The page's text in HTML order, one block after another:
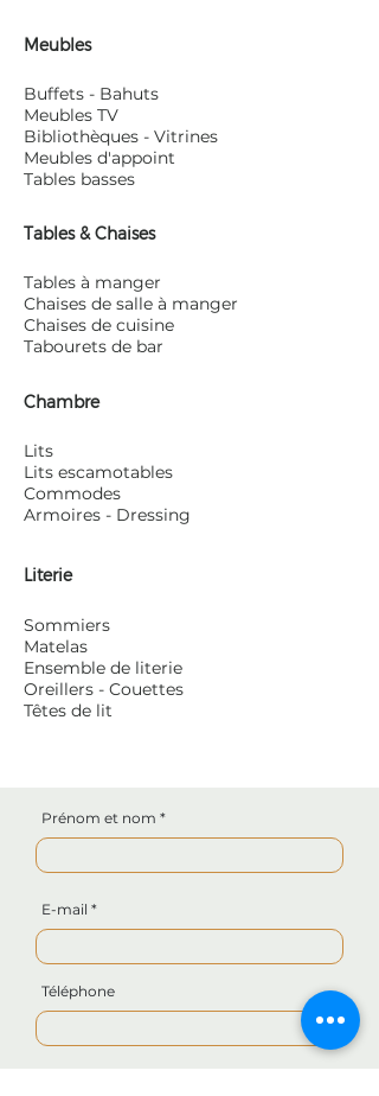
Meubles
Buffets - Bahuts
Meubles TV
Bibliothèques - Vitrines
Meubles d'appoint
Tables basses
Tables & Chaises
Tables à manger
Chaises de salle à manger
Chaises de cuisine
Tabourets de bar
Chambre
Lits
Lits escamotables
Commodes
Armoires - Dressing
Literie
Sommiers
Matelas
Ensemble de literie
Oreillers - Couettes
Têtes de lit
Prénom et nom
E-mail
Téléphone